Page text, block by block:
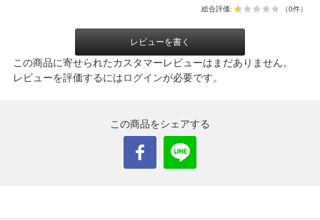
総合評価: （0件）
レビューを書く
この商品に寄せられたカスタマーレビューはまだありません。
レビューを評価するにはログインが必要です。
この商品をシェアする